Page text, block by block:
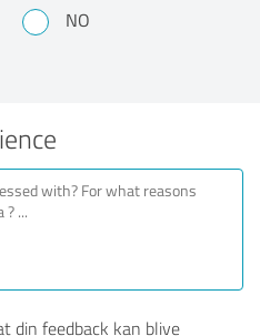
NO
din feedback kan blive